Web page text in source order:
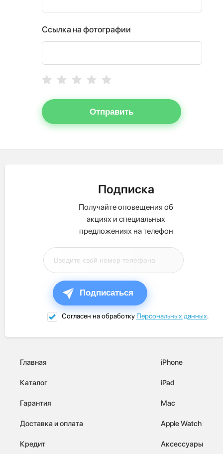
Ссылка на фотографии
Отправить
Подписка
Получайте оповещения об
акциях и специальных
предложениях на телефон
Подписаться
Согласен на обработку Персональных данных.
Главная
Каталог
Гарантия
Доставка и оплата
Кредит
iPhone
iPad
Mac
Apple Watch
Аксессуары